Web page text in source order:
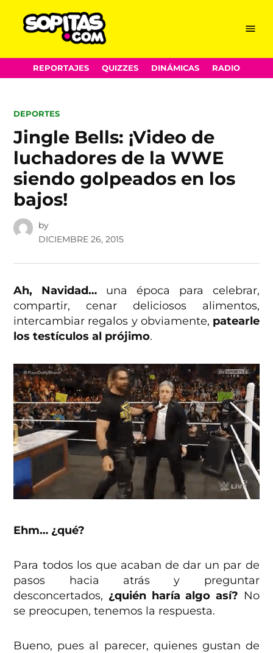
Skip
to
Menu
REPORTAJES QUIZZES DINÁMICAS RADIO
POSTED
DEPORTES
Jingle Bells: ¡Video de
luchadores de la WWE
siendo golpeados en los
bajos!
by
DICIEMBRE 26, 2015
Ah, Navidad… una época para celebrar,
compartir, cenar deliciosos alimentos,
intercambiar regalos y obviamente, patearle
los testículos al prójimo.
Ehm… ¿qué?
Para todos los que acaban de dar un par de
pasos hacia atrás y preguntar
desconcertados, ¿quién haría algo así? No
se preocupen, tenemos la respuesta.
Bueno, pues al parecer, quienes gustan de